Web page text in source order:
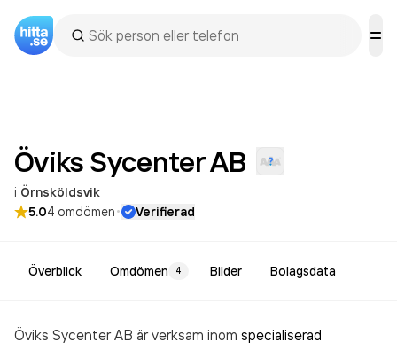
Öviks SycenterAB
i Örnsköldsvik
5.04 omdömen· Verifierad
Överblick Omdömen 4 Bilder Bolagsdata
Öviks Sycenter AB är verksam inom specialiserad